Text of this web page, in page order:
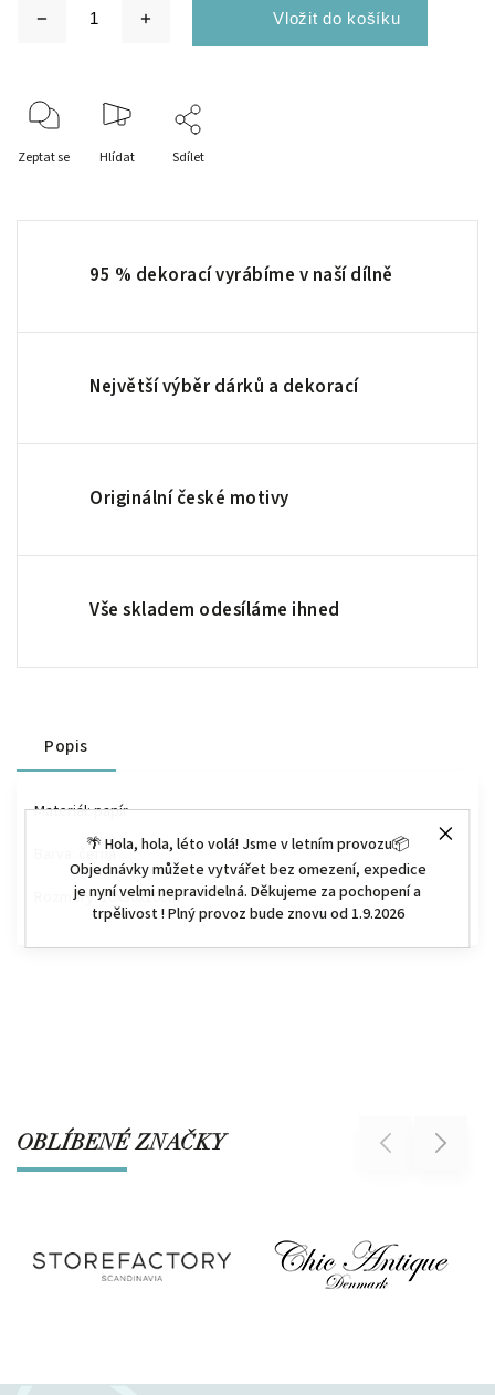
🌴 Hola, hola, léto volá! Jsme v letním provozu📦
Objednávky můžete vytvářet bez omezení, expedice
je nyní velmi nepravidelná. Děkujeme za pochopení a
trpělivost ! Plný provoz bude znovu od 1.9.2026
Zeptat se Hlídat Sdílet
95 % dekorací vyrábíme v naší dílně
Největší výběr dárků a dekorací
Originální české motivy
Vše skladem odesíláme ihned
Popis
Materiál: papír
Barva: černá
Rozměry:10x30x10cm
OBLÍBENÉ ZNAČKY Previous Next